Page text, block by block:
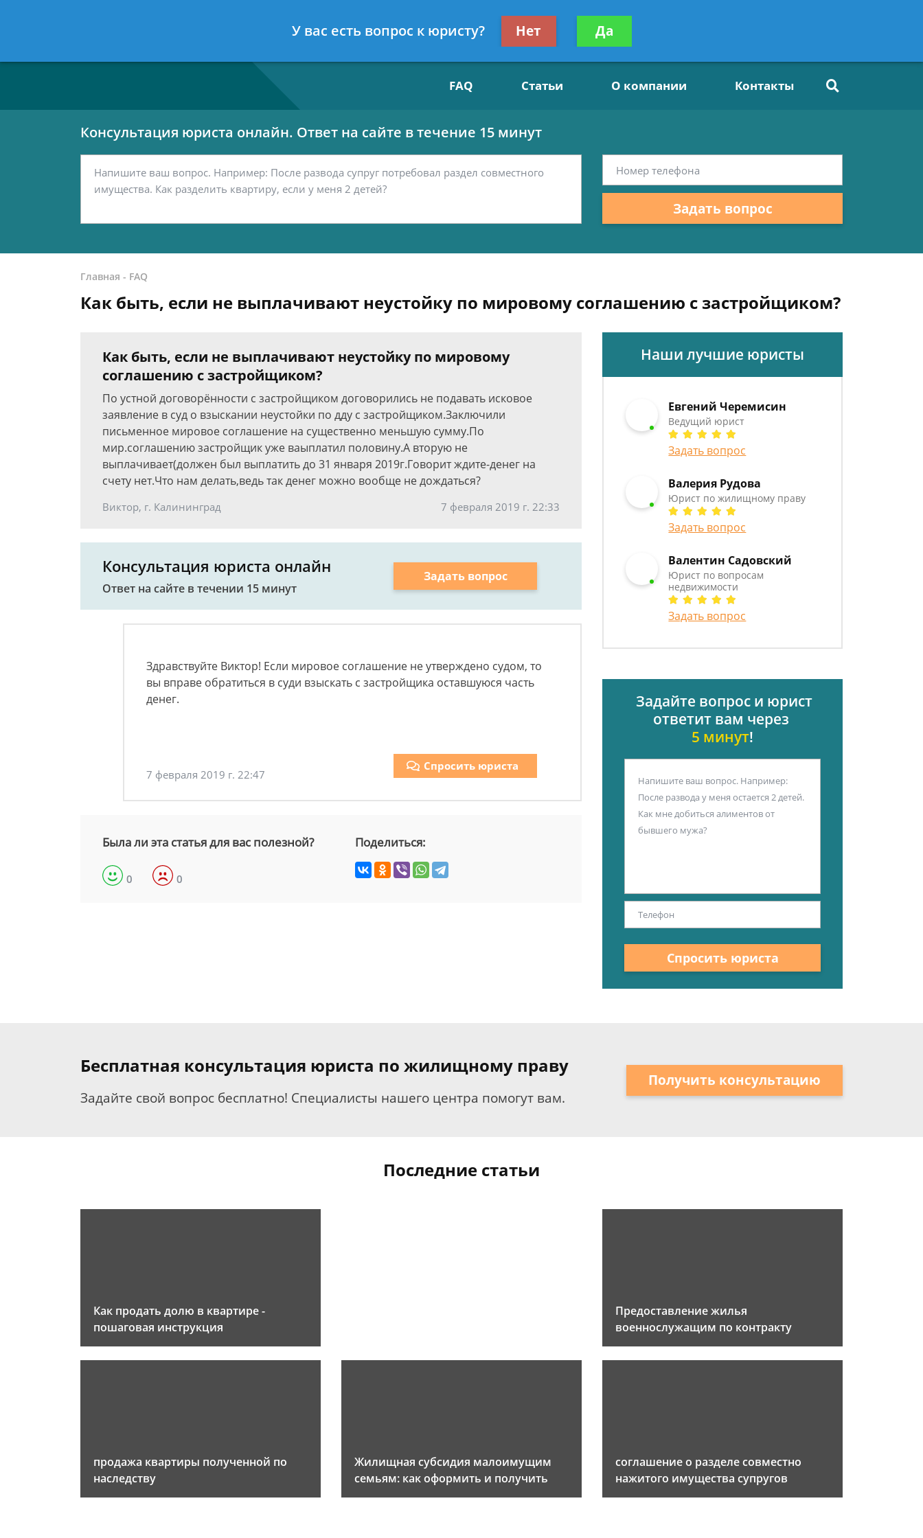
7 812 467-42-15
Получите консультацию
бесплатно
FAQ Статьи О компании Контакты
Консультация юриста онлайн. Ответ на сайте в течение 15 минут
Задать вопрос
Главная - FAQ
Как быть, если не выплачивают неустойку по мировому соглашению с застройщиком?
Как быть, если не выплачивают неустойку по мировому
соглашению с застройщиком?
По устной договорённости с застройщиком договорились не подавать исковое
заявление в суд о взыскании неустойки по дду с застройщиком.Заключили
письменное мировое соглашение на существенно меньшую сумму.По
мир.соглашению застройщик уже ваыплатил половину.А вторую не
выплачивает(должен был выплатить до 31 января 2019г.Говорит ждите-денег на
счету нет.Что нам делать,ведь так денег можно вообще не дождаться?
Виктор, г. Калининград 7 февраля 2019 г. 22:33
Консультация юриста онлайн
Ответ на сайте в течении 15 минут
Задать вопрос
Здравствуйте Виктор! Если мировое соглашение не утверждено судом, то
вы вправе обратиться в суди взыскать с застройщика оставшуюся часть
денег.
7 февраля 2019 г. 22:47
Спросить юриста
Была ли эта статья для вас полезной?
0 0
Поделиться:
Наши лучшие юристы
Евгений Черемисин
Ведущий юрист
Задать вопрос
Валерия Рудова
Юрист по жилищному праву
Задать вопрос
Валентин Садовский
Юрист по вопросам
недвижимости
Задать вопрос
Задайте вопрос и юрист
ответит вам через
5 минут!
Спросить юриста
Бесплатная консультация юриста по жилищному праву
Задайте свой вопрос бесплатно! Специалисты нашего центра помогут вам.
Получить консультацию
Последние статьи
Как продать долю в квартире -
пошаговая инструкция
Предоставление жилья
военнослужащим по контракту
продажа квартиры полученной по
наследству
Жилищная субсидия малоимущим
семьям: как оформить и получить
соглашение о разделе совместно
нажитого имущества супругов
У вас есть вопрос к юристу? Нет Да